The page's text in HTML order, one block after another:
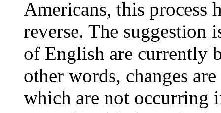
Americans, this process
reverse. The suggestion
of English are currently
other words, changes
which are not occurring